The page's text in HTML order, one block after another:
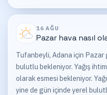
16 AĞU
Pazarhava nasıl
Tufanbeyli, Adana için Pazar
bulutlu bekleniyor. Yağış
olarak esmesi bekleniyor.
yine de gün içinde yerel